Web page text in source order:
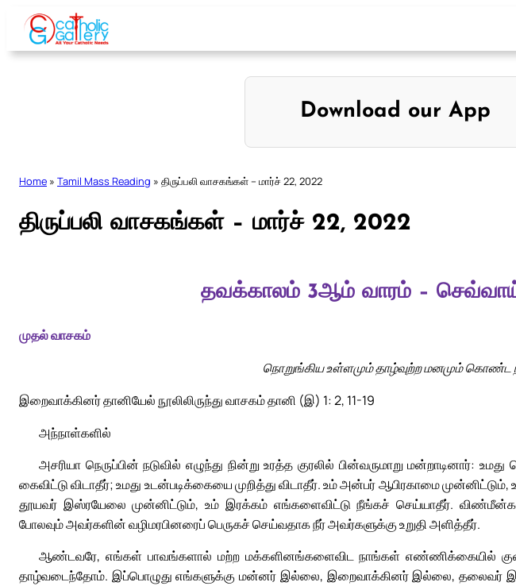
Skip
content
Download our App
Home » Tamil Mass Reading » திருப்பலி வாசகங்கள் – மார்ச் 22, 2022
திருப்பலி வாசகங்கள் – மார்ச் 22, 2022
தவக்காலம் 3ஆம் வாரம் –
முதல் வாசகம்
நொறுங்கிய உள்ளமும் தாழ்வுற்ற மனமும்
இறைவாக்கினர் தானியேல் நூலிலிருந்து வாசகம் தானி (இ) 1: 2, 11-19
அந்நாள்களில்
அசரியா நெருப்பின் நடுவில் எழுந்து நின்று உரத்த குரலில் பின்வருமாறு மன்றாடினார்:
கைவிட்டு விடாதீர்; உமது உடன்படிக்கையை முறித்து விடாதீர். உம் அன்பர் ஆபிரகாமை
தூயவர் இஸ்ரயேலை முன்னிட்டும், உம் இரக்கம் எங்களைவிட்டு நீங்கச் செய்யாதீர்.
போலவும் அவர்களின் வழிமரபினரைப் பெருகச் செய்வதாக நீர் அவர்களுக்கு உறுதி அளித்தீர்.
ஆண்டவரே, எங்கள் பாவங்களால் மற்ற மக்களினங்களைவிட நாங்கள் எண்ணிக்கையில்
தாழ்வடைந்தோம். இப்பொழுது எங்களுக்கு மன்னர் இல்லை, இறைவாக்கினர் இல்லை, தலைவர்